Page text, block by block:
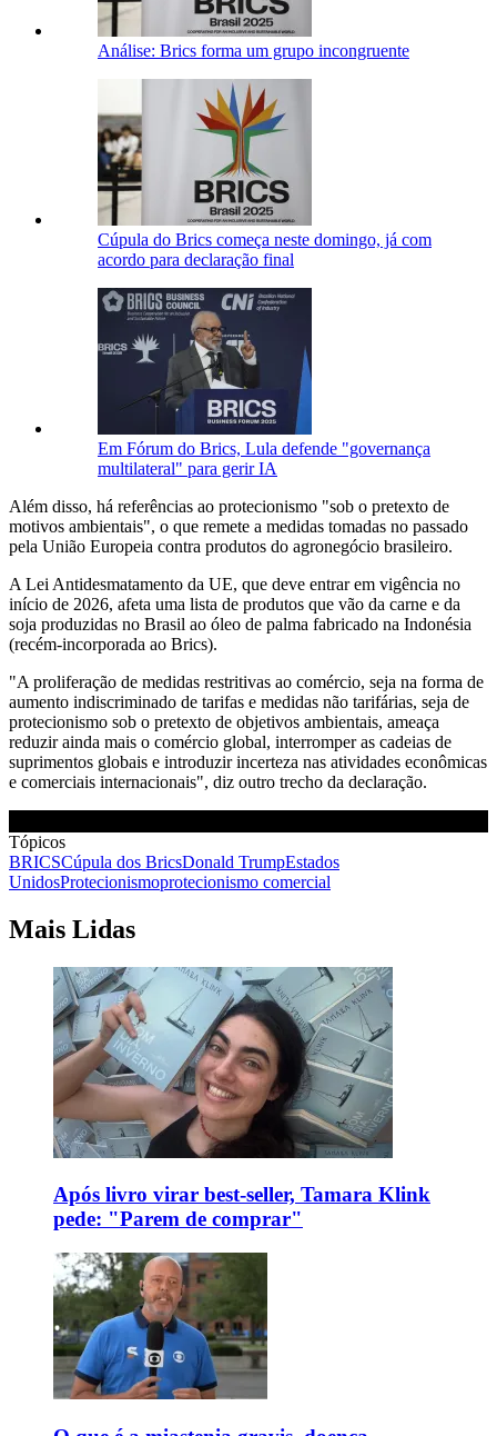
Análise: Brics forma um grupo incongruente
Cúpula do Brics começa neste domingo, já com
acordo para declaração final
Em Fórum do Brics, Lula defende "governança
multilateral" para gerir IA
Além disso, há referências ao protecionismo "sob o pretexto de
motivos ambientais", o que remete a medidas tomadas no passado
pela União Europeia contra produtos do agronegócio brasileiro.
A Lei Antidesmatamento da UE, que deve entrar em vigência no
início de 2026, afeta uma lista de produtos que vão da carne e da
soja produzidas no Brasil ao óleo de palma fabricado na Indonésia
(recém-incorporada ao Brics).
"A proliferação de medidas restritivas ao comércio, seja na forma de
aumento indiscriminado de tarifas e medidas não tarifárias, seja de
protecionismo sob o pretexto de objetivos ambientais, ameaça
reduzir ainda mais o comércio global, interromper as cadeias de
suprimentos globais e introduzir incerteza nas atividades econômicas
e comerciais internacionais", diz outro trecho da declaração.
Tópicos
BRICSCúpula dos BricsDonald TrumpEstados
UnidosProtecionismoprotecionismo comercial
Mais Lidas
Após livro virar best-seller, Tamara Klink
pede: "Parem de comprar"